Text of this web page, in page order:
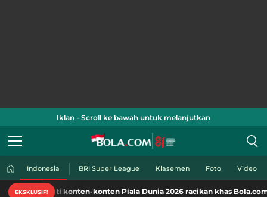
Iklan - Scroll ke bawah untuk melanjutkan
Indonesia BRI Super League Klasemen Foto Video
EKSKLUSIF!
konten-konten Piala Dunia 2026 racikan khas Bola.com. Klik di sini!